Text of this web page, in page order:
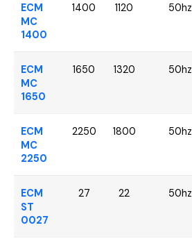
ECM
MC
1400
1400 1120 50hz
ECM
MC
1650
1650 1320 50hz
ECM
MC
2250
2250 1800 50hz
ECM
ST
0027
27 22 50hz